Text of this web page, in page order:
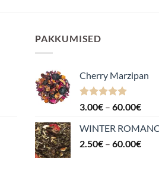
PAKKUMISED
Cherry Marzipan
Hinnanguga
3.00€ – 60.00€
kuni
WINTER
2.50€ – 60.00€